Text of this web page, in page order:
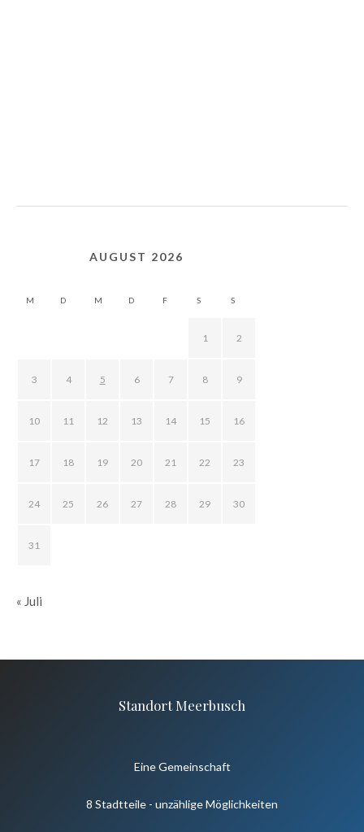
AUGUST 2026
M D M D F S S
1 2
3 4 5 6 7 8 9
10 11 12 13 14 15 16
17 18 19 20 21 22 23
24 25 26 27 28 29 30
31
« Juli
Standort Meerbusch
Eine Gemeinschaft
8 Stadtteile - unzählige Möglichkeiten